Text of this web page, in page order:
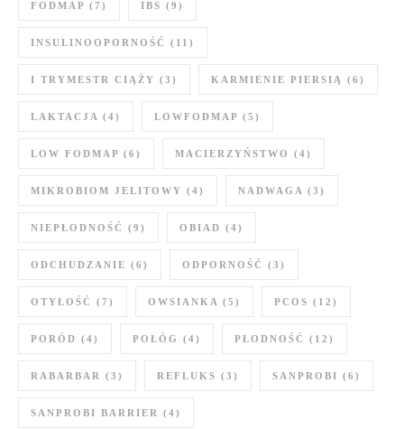
FODMAP (7) IBS (9)
INSULINOOPORNOŚĆ (11)
I TRYMESTR CIĄŻY (3) KARMIENIE PIERSIĄ (6)
LAKTACJA (4) LOWFODMAP (5)
LOW FODMAP (6) MACIERZYŃSTWO (4)
MIKROBIOM JELITOWY (4) NADWAGA (3)
NIEPŁODNOŚĆ (9) OBIAD (4)
ODCHUDZANIE (6) ODPORNOŚĆ (3)
OTYŁOŚĆ (7) OWSIANKA (5) PCOS (12)
PORÓD (4) POŁÓG (4) PŁODNOŚĆ (12)
RABARBAR (3) REFLUKS (3) SANPROBI (6)
SANPROBI BARRIER (4)